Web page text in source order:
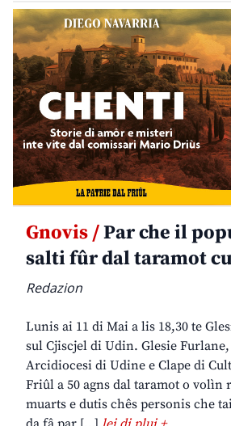
Gnovis /Par che il
salti fûr dal taramot
Redazion
Lunis ai 11 di Mai a lis 18,30 te
sul Cjiscjel di Udin. Glesie
Arcidiocesi di Udine e Clape di
Friûl a 50 agns dal taramot o volìn
muarts e dutis chês personis che